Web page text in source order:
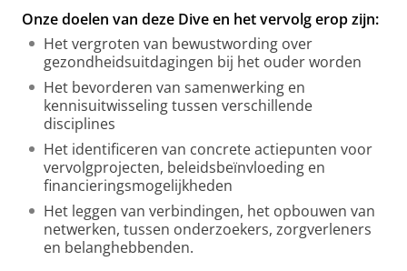
Onze doelen van deze Dive en het vervolg erop zijn:
Het vergroten van bewustwording over
gezondheidsuitdagingen bij het ouder worden
Het bevorderen van samenwerking en
kennisuitwisseling tussen verschillende
disciplines
Het identificeren van concrete actiepunten voor
vervolgprojecten, beleidsbeïnvloeding en
financieringsmogelijkheden
Het leggen van verbindingen, het opbouwen van
netwerken, tussen onderzoekers, zorgverleners
en belanghebbenden.